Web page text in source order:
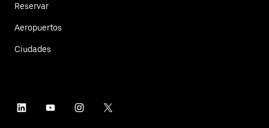
Reservar
Aeropuertos
Ciudades